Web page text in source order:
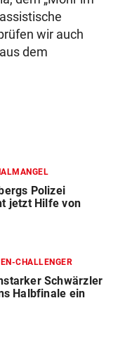
wir auch
dem
Polizei
jetzt Hilfe von
CHALLENGER
Schwärzler
Halbfinale ein